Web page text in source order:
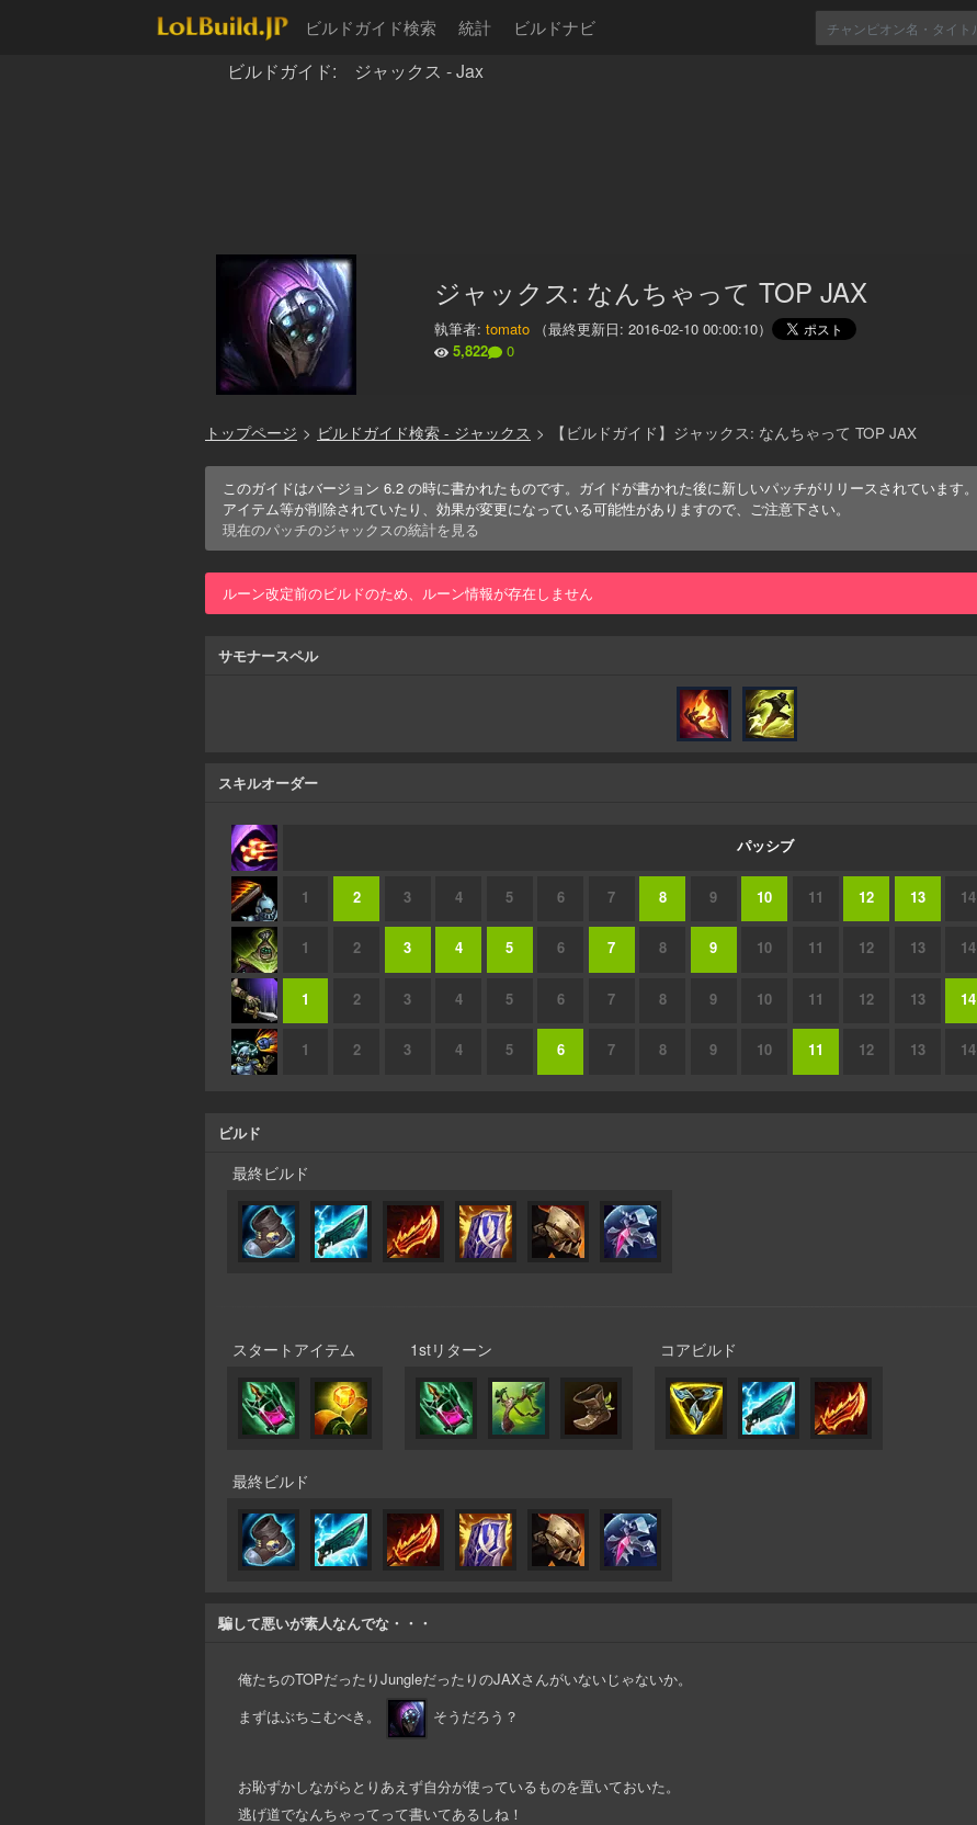
ビルドガイド検索 統計 ビルドナビ
ビルドガイド: ジャックス - Jax
ジャックス: なんちゃって TOP JAX
執筆者: tomato （最終更新日: 2016-02-10 00:00:10）
5,822
0
トップページ > ビルドガイド検索 - ジャックス > 【ビルドガイド】ジャックス: なんちゃって TOP JAX
このガイドはバージョン6.2 の時に書かれたものです。ガイドが書かれた後に新しいパッチがリリースされています。
アイテム等が削除されていたり、効果が変更になっている可能性がありますので、ご注意下さい。
現在のパッチのジャックスの統計を見る
ルーン改定前のビルドのため、ルーン情報が存在しません
サモナースペル
スキルオーダー
パッシブ
1 2 3 4 5 6 7 8 9 10 11 12 13 14
1 2 3 4 5 6 7 8 9 10 11 12 13 14
1 2 3 4 5 6 7 8 9 10 11 12 13 14
1 2 3 4 5 6 7 8 9 10 11 12 13 14
ビルド
最終ビルド
スタートアイテム 1stリターン コアビルド
最終ビルド
騙して悪いが素人なんでな・・・
俺たちのTOPだったりJungleだったりのJAXさんがいないじゃないか。
まずはぶちこむべき。
そうだろう？
お恥ずかしながらとりあえず自分が使っているものを置いておいた。
逃げ道でなんちゃってって書いてあるしね！